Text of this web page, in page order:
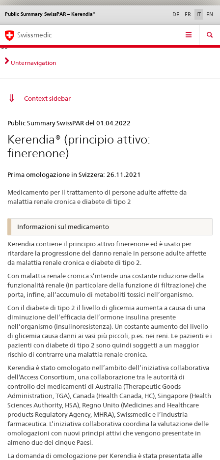
Navigazione
diretta:
novità,
aspetti
contatto
Novità &
norme
Contatto | Supporto &
aiuto
Public Summary SwissPAR – Kerendia® DE FR IT EN
Service
Navigation
Swissmedic
Unternavigation
Context sidebar
Summary
SwissPAR
–
Kerendia®
Public Summary SwissPAR del 01.04.2022
Kerendia® (principio attivo:
finerenone)
Prima omologazione in Svizzera: 26.11.2021
Medicamento per il trattamento di persone adulte affette da
malattia renale cronica e diabete di tipo 2
Informazioni sul medicamento
Kerendia contiene il principio attivo finerenone ed è usato per
ritardare la progressione del danno renale in persone adulte affette
da malattia renale cronica e diabete di tipo 2.
Con malattia renale cronica s’intende una costante riduzione della
funzionalità renale (in particolare della funzione di filtrazione) che
porta, infine, all’accumulo di metaboliti tossici nell’organismo.
Con il diabete di tipo 2 il livello di glicemia aumenta a causa di una
diminuzione dell’efficacia dell’ormone insulina presente
nell’organismo (insulinoresistenza). Un costante aumento del livello
di glicemia causa danni ai vasi più piccoli, p.es. nei reni. Le pazienti e i
pazienti con diabete di tipo 2 sono quindi soggetti a un maggior
rischio di contrarre una malattia renale cronica.
Kerendia è stato omologato nell’ambito dell’iniziativa collaborativa
dell’Access Consortium, una collaborazione tra le autorità di
controllo dei medicamenti di Australia (Therapeutic Goods
Administration, TGA), Canada (Health Canada, HC), Singapore (Health
Sciences Authority, HSA), Regno Unito (Medicines and Healthcare
products Regulatory Agency, MHRA), Swissmedic e l’industria
farmaceutica. L’iniziativa collaborativa coordina la valutazione delle
omologazioni con nuovi principi attivi che vengono presentate in
almeno due dei cinque Paesi.
La domanda di omologazione per Kerendia è stata presentata alle